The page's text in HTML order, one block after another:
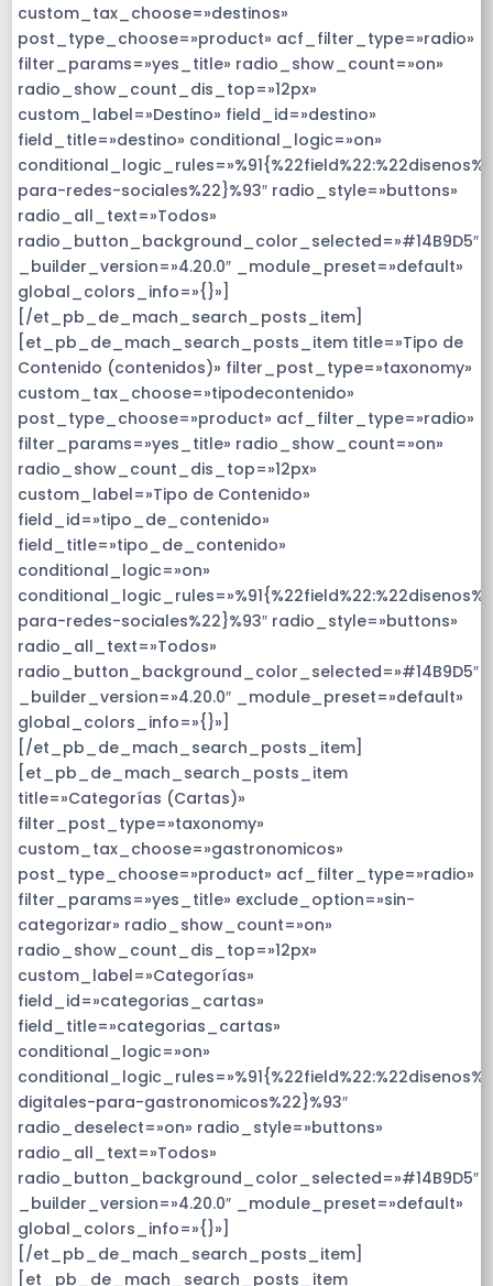
custom_tax_choose=»destinos»
post_type_choose=»product» acf_filter_type=»radio»
filter_params=»yes_title» radio_show_count=»on»
radio_show_count_dis_top=»12px»
custom_label=»Destino» field_id=»destino»
field_title=»destino» conditional_logic=»on»
para-redes-sociales%22}%93″ radio_style=»buttons»
radio_all_text=»Todos»
radio_button_background_color_selected=»#14B9D5″
_builder_version=»4.20.0″ _module_preset=»default»
global_colors_info=»{}»]
[/et_pb_de_mach_search_posts_item]
[et_pb_de_mach_search_posts_item title=»Tipo de
Contenido (contenidos)» filter_post_type=»taxonomy»
custom_tax_choose=»tipodecontenido»
post_type_choose=»product» acf_filter_type=»radio»
filter_params=»yes_title» radio_show_count=»on»
radio_show_count_dis_top=»12px»
custom_label=»Tipo de Contenido»
field_id=»tipo_de_contenido»
field_title=»tipo_de_contenido»
conditional_logic=»on»
para-redes-sociales%22}%93″ radio_style=»buttons»
radio_all_text=»Todos»
radio_button_background_color_selected=»#14B9D5″
_builder_version=»4.20.0″ _module_preset=»default»
global_colors_info=»{}»]
[/et_pb_de_mach_search_posts_item]
[et_pb_de_mach_search_posts_item
title=»Categorías (Cartas)»
filter_post_type=»taxonomy»
custom_tax_choose=»gastronomicos»
post_type_choose=»product» acf_filter_type=»radio»
filter_params=»yes_title» exclude_option=»sin-
categorizar» radio_show_count=»on»
radio_show_count_dis_top=»12px»
custom_label=»Categorías»
field_id=»categorias_cartas»
field_title=»categorias_cartas»
conditional_logic=»on»
digitales-para-gastronomicos%22}%93″
radio_deselect=»on» radio_style=»buttons»
radio_all_text=»Todos»
radio_button_background_color_selected=»#14B9D5″
_builder_version=»4.20.0″ _module_preset=»default»
global_colors_info=»{}»]
[/et_pb_de_mach_search_posts_item]
[et_pb_de_mach_search_posts_item